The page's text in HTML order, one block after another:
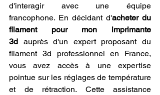
d'interagir avec une équipe
francophone. En décidant d'acheter du
filament pour mon imprimante
3d auprès d'un expert proposant du
filament 3d professionnel en France,
vous avez accès à une expertise
pointue sur les réglages de température
et de rétraction. Cette assistance